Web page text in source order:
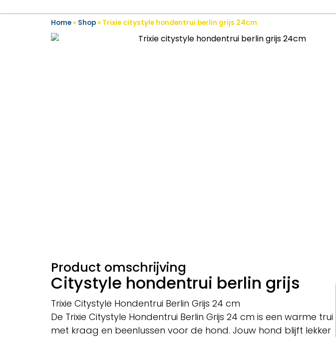
Home» Shop» Trixie citystyle hondentrui berlin grijs 24cm
Product omschrijving
Citystyle hondentrui berlin grijs
Trixie Citystyle Hondentrui Berlin Grijs 24 cm
De Trixie Citystyle Hondentrui Berlin Grijs 24 cm is een warme trui
met kraag en beenlussen voor de hond. Jouw hond blijft lekker